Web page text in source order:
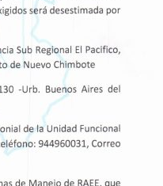
AGUA QUE IMPULSA
DESARROLLO DEL
CASCAJAL